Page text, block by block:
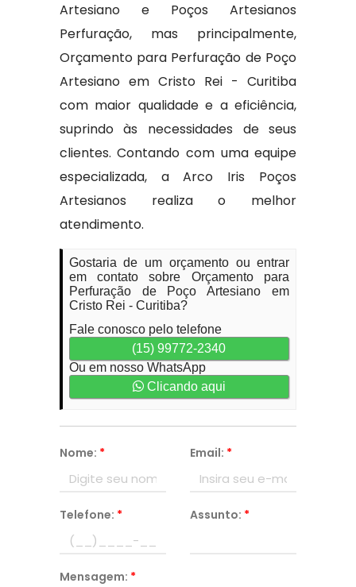
Artesiano e Poços Artesianos
Perfuração, mas principalmente,
Orçamento para Perfuração de Poço
Artesiano em Cristo Rei - Curitiba
com maior qualidade e a eficiência,
suprindo às necessidades de seus
clientes. Contando com uma equipe
especializada, a Arco Iris Poços
Artesianos realiza o melhor
atendimento.
Gostaria de um orçamento ou entrar
em contato sobre Orçamento para
Perfuração de Poço Artesiano em
Cristo Rei - Curitiba?
Fale conosco pelo telefone
(15) 99772-2340
Ou em nosso WhatsApp
Clicando aqui
Nome: * Email: *
Telefone: * Assunto: *
Mensagem: *